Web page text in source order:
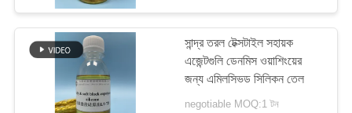
উদ্ধৃতির
জন্য
সান্দ্র তরল টেক্সটাইল সহায়ক
এজেন্টগুলি ডেনমিস ওয়াশিংয়ের
জন্য এমিলসিভড সিলিকন তেল
negotiable MOQ:1 টন